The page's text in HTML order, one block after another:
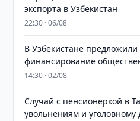
экспорта в Узбекистан
22:30 · 06/08
В Узбекистане
финансирование
14:30 · 02/08
Случай с пенсионеркой в
увольнениям и уголовному